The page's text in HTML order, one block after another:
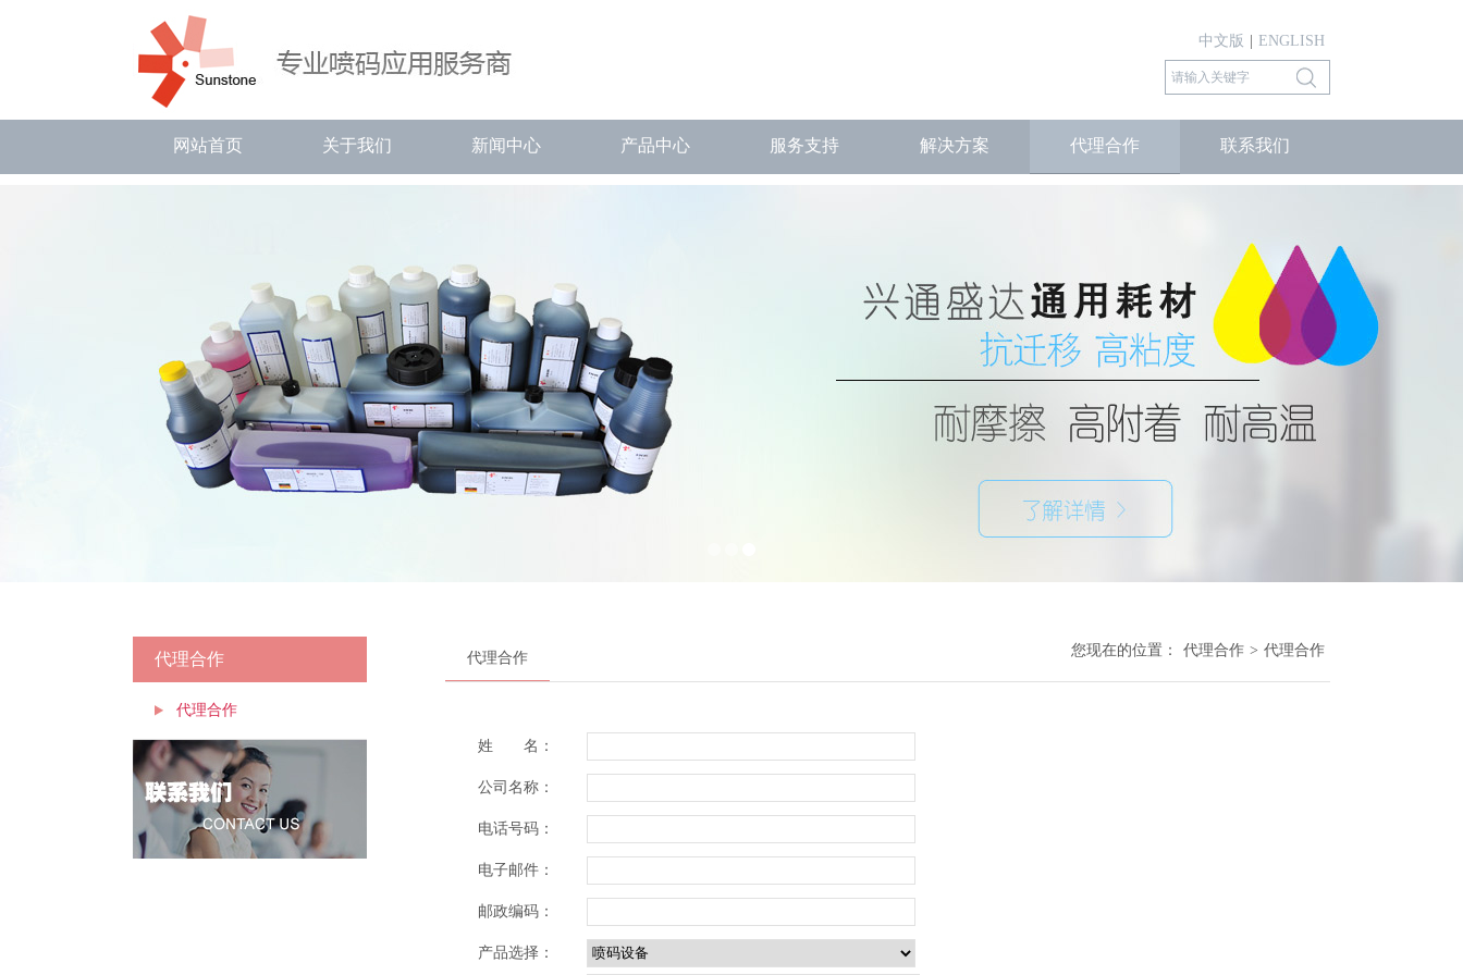
中文版 ENGLISH
网站首页 关于我们 新闻中心 产品中心 服务支持 解决方案 代理合作 联系我们
代理合作
代理合作
代理合作 您现在的位置： 代理合作 > 代理合作
姓 名：
公司名称：
电话号码：
电子邮件：
邮政编码：
产品选择：